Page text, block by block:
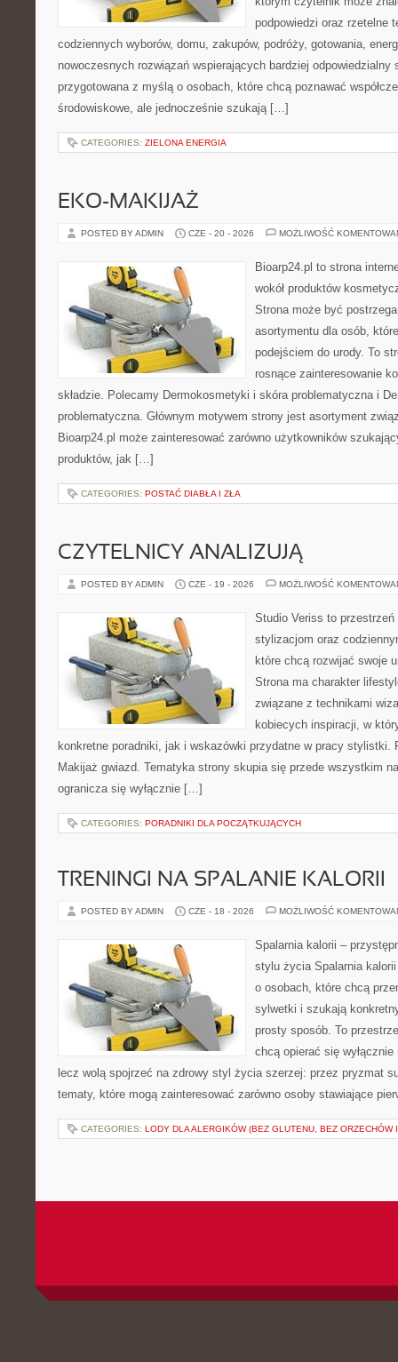
podpowiedzi oraz rzetelne
codziennych wyborów, domu, zakupów, podróży, gotowania,
nowoczesnych rozwiązań wspierających bardziej odpowiedzialny
przygotowana z myślą o osobach, które chcą poznawać
środowiskowe, ale jednocześnie szukają […]
CATEGORIES: ZIELONA ENERGIA
EKO-MAKIJAŻ
POSTED BY ADMIN CZE - 20 - 2026 MOŻLIWOŚĆ
Bioarp24.pl to strona
wokół produktów
Strona może być
asortymentu dla osób,
podejściem do urody. To
rosnące zainteresowanie
składzie. Polecamy Dermokosmetyki i skóra problematyczna i
problematyczna. Głównym motywem strony jest asortyment
Bioarp24.pl może zainteresować zarówno użytkowników
produktów, jak […]
CATEGORIES: POSTAĆ DIABŁA I ZŁA
CZYTELNICY ANALIZUJĄ
POSTED BY ADMIN CZE - 19 - 2026 MOŻLIWOŚĆ
Studio Veriss to
stylizacjom oraz
które chcą rozwijać swoje
Strona ma charakter
związane z technikami
kobiecych inspiracji, w
konkretne poradniki, jak i wskazówki przydatne w pracy stylistki.
Makijaż gwiazd. Tematyka strony skupia się przede wszystkim
ogranicza się wyłącznie […]
CATEGORIES: PORADNIKI DLA POCZĄTKUJĄCYCH
TRENINGI NA SPALANIE KALORII
POSTED BY ADMIN CZE - 18 - 2026 MOŻLIWOŚĆ
Spalarnia kalorii –
stylu życia Spalarnia
o osobach, które chcą
sylwetki i szukają
prosty sposób. To
chcą opierać się
lecz wolą spojrzeć na zdrowy styl życia szerzej: przez pryzmat
tematy, które mogą zainteresować zarówno osoby stawiające
CATEGORIES: LODY DLA ALERGIKÓW (BEZ GLUTENU, BEZ ORZECHÓW